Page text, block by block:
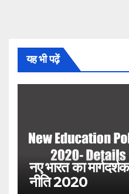
यह भी पढ़ें
नए भारत का
नीति 2020